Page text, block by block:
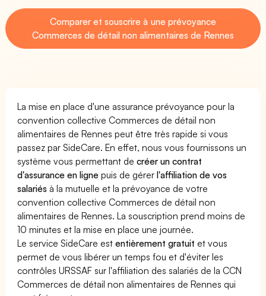
Comparer et souscrire à une prévoyance
Commerces de détail non alimentaires de Rennes
La mise en place d'une assurance prévoyance pour la
convention collective Commerces de détail non
alimentaires de Rennes peut être très rapide si vous
passez par SideCare. En effet, nous vous fournissons un
système vous permettant decréer un contrat
d'assurance en ligne puis de gérerl'affiliation de vos
salariés à la mutuelle et la prévoyance de votre
convention collective Commerces de détail non
alimentaires de Rennes. La souscription prend moins de
10 minutes et la mise en place une journée.
Le service SideCare estentièrement gratuit et vous
permet de vous libérer un temps fou et d'éviter les
contrôles URSSAF sur l'affiliation des salariés de la CCN
Commerces de détail non alimentaires de Rennes qui